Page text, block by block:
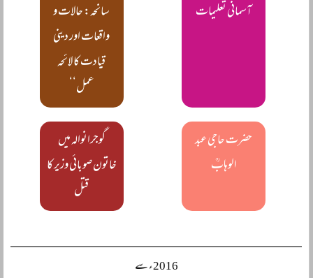
آسمانی تعلیمات
سانحہ: حالات و
واقعات اور دینی
قیادت کا لائحہ
عمل‘‘
حضرت حاجی عبد
الوہابؒ
گوجرانوالہ میں
خاتون صوبائی وزیر کا
قتل
2016ء سے